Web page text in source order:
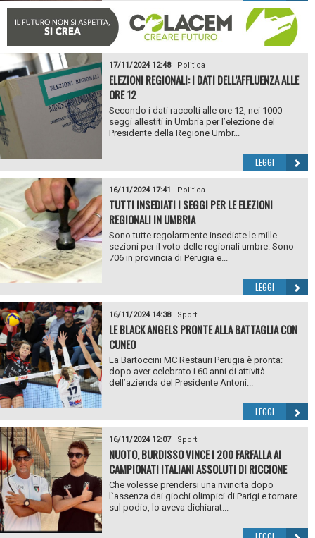
17/11/2024 12:48| Politica
ELEZIONI REGIONALI: I DATI DELL’AFFLUENZA ALLE
ORE 12
Secondo i dati raccolti alle ore 12, nei 1000
seggi allestiti in Umbria per l’elezione del
Presidente della Regione Umbr...
LEGGI
16/11/2024 17:41 | Politica
TUTTI INSEDIATI I SEGGI PER LE ELEZIONI
REGIONALI IN UMBRIA
Sono tutte regolarmente insediate le mille
sezioni per il voto delle regionali umbre. Sono
706 in provincia di Perugia e...
LEGGI
16/11/2024 14:38| Sport
LE BLACK ANGELS PRONTE ALLA BATTAGLIA CON
CUNEO
La Bartoccini MC Restauri Perugia è pronta:
dopo aver celebrato i 60 anni di attività
dell’azienda del Presidente Antoni...
LEGGI
16/11/2024 12:07| Sport
NUOTO, BURDISSO VINCE I 200 FARFALLA AI
CAMPIONATI ITALIANI ASSOLUTI DI RICCIONE
Che volesse prendersi una rivincita dopo
l`assenza dai giochi olimpici di Parigi e tornare
sul podio, lo aveva dichiarat...